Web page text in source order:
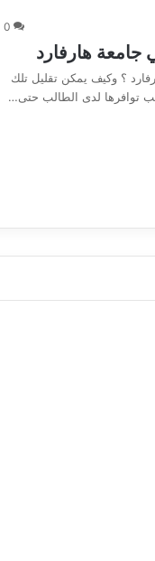
0
هارفارد
؟ وكيف يمكن تقليل تلك
توافرها لدى الطالب حتى…